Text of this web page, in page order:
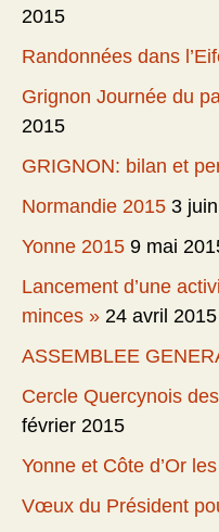
2015
Randonnées dans
Grignon Journée du
2015
GRIGNON: bilan et
Normandie 2015 3
Yonne 2015 9 mai
Lancement d’une
minces » 24 avril 2015
ASSEMBLEE
Cercle Quercynois
février 2015
Yonne et Côte d’Or
Vœux du Président